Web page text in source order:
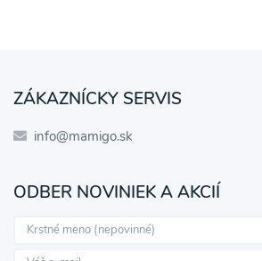
ZÁKAZNÍCKY SERVIS
info@mamigo.sk
ODBER NOVINIEK A AKCIÍ